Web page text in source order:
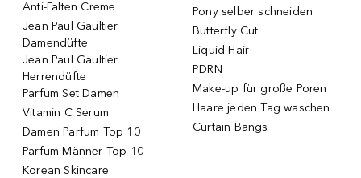
Anti-Falten Creme
Jean Paul Gaultier
Damendüfte
Jean Paul Gaultier
Herrendüfte
Parfum Set Damen
Vitamin C Serum
Damen Parfum Top 10
Parfum Männer Top 10
Korean Skincare
Pony selber schneiden
Butterfly Cut
Liquid Hair
PDRN
Make-up für große Poren
Haare jeden Tag waschen
Curtain Bangs